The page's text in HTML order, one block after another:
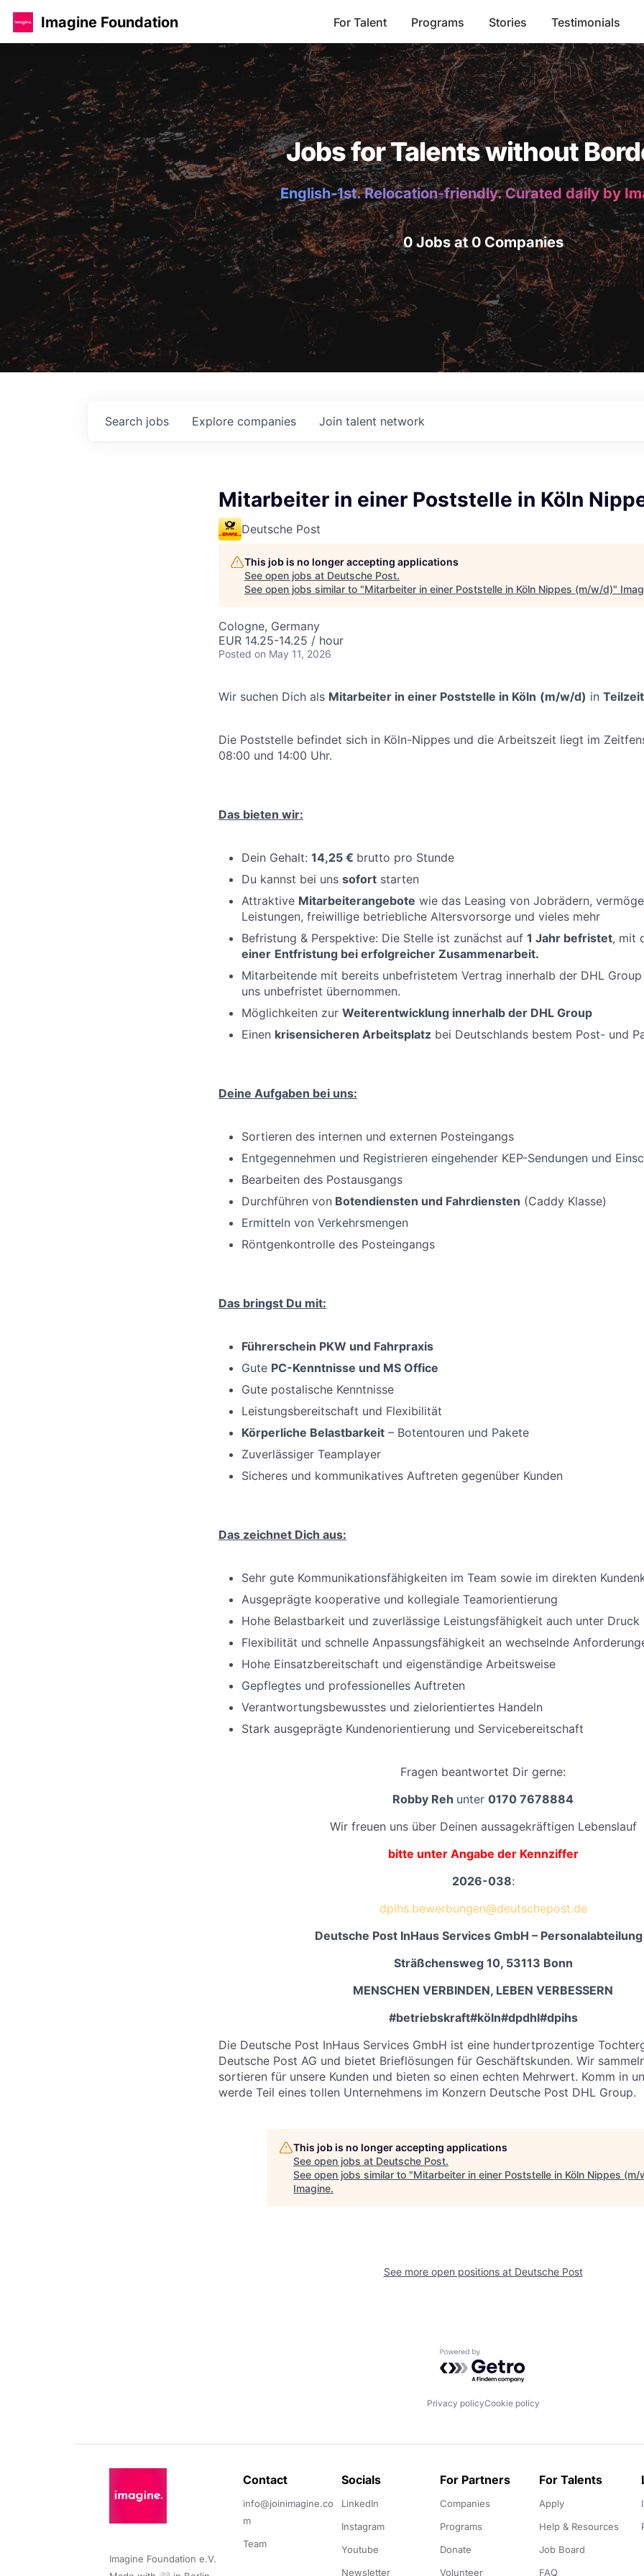
Imagine Foundation For Talent Programs Stories Testimonials
Jobs for Talents without
English-1st. Relocation-friendly. Curated daily by
0 Jobs at 0 Companies
Search jobs Explore companies Join talent network
Mitarbeiter in einer Poststelle in Köln
Deutsche Post
This job is no longer accepting applications
See open jobs at Deutsche Post.
See open jobs similar to "Mitarbeiter in einer Poststelle in Köln Nippes (m/w/d)"
Cologne, Germany
EUR 14.25-14.25 / hour
Posted on May 11, 2026
Wir suchen Dich als Mitarbeiter in einer Poststelle in Köln (m/w/d) in Teilzeit
Die Poststelle befindet sich in Köln-Nippes und die Arbeitszeit liegt im
08:00 und 14:00 Uhr.
Das bieten wir:
Dein Gehalt: 14,25 € brutto pro Stunde
Du kannst bei uns sofort starten
Attraktive Mitarbeiterangebote wie das Leasing von Jobrädern,
Leistungen, freiwillige betriebliche Altersvorsorge und vieles mehr
Befristung & Perspektive: Die Stelle ist zunächst auf 1 Jahr befristet, mit
einer Entfristung bei erfolgreicher Zusammenarbeit.
Mitarbeitende mit bereits unbefristetem Vertrag innerhalb der DHL
uns unbefristet übernommen.
Möglichkeiten zur Weiterentwicklung innerhalb der DHL Group
Einen krisensicheren Arbeitsplatz bei Deutschlands bestem Post- und
Deine Aufgaben bei uns:
Sortieren des internen und externen Posteingangs
Entgegennehmen und Registrieren eingehender KEP-Sendungen und
Bearbeiten des Postausgangs
Durchführen von Botendiensten und Fahrdiensten (Caddy Klasse)
Ermitteln von Verkehrsmengen
Röntgenkontrolle des Posteingangs
Das bringst Du mit:
Führerschein PKW und Fahrpraxis
Gute PC-Kenntnisse und MS Office
Gute postalische Kenntnisse
Leistungsbereitschaft und Flexibilität
Körperliche Belastbarkeit – Botentouren und Pakete
Zuverlässiger Teamplayer
Sicheres und kommunikatives Auftreten gegenüber Kunden
Das zeichnet Dich aus:
Sehr gute Kommunikationsfähigkeiten im Team sowie im direkten
Ausgeprägte kooperative und kollegiale Teamorientierung
Hohe Belastbarkeit und zuverlässige Leistungsfähigkeit auch unter Druck
Flexibilität und schnelle Anpassungsfähigkeit an wechselnde
Hohe Einsatzbereitschaft und eigenständige Arbeitsweise
Gepflegtes und professionelles Auftreten
Verantwortungsbewusstes und zielorientiertes Handeln
Stark ausgeprägte Kundenorientierung und Servicebereitschaft
Fragen beantwortet Dir gerne:
Robby Reh unter 0170 7678884
Wir freuen uns über Deinen aussagekräftigen Lebenslauf
bitte unter Angabe der Kennziffer
2026-038:
dpihs.bewerbungen@deutschepost.de
Deutsche Post InHaus Services GmbH – Personalabteilung
Sträßchensweg 10, 53113 Bonn
MENSCHEN VERBINDEN, LEBEN VERBESSERN
#betriebskraft#köln#dpdhl#dpihs
Die Deutsche Post InHaus Services GmbH ist eine hundertprozentige
Deutsche Post AG und bietet Brieflösungen für Geschäftskunden. Wir
sortieren für unsere Kunden und bieten so einen echten Mehrwert. Komm in
werde Teil eines tollen Unternehmens im Konzern Deutsche Post DHL Group.
This job is no longer accepting applications
See open jobs at Deutsche Post.
See open jobs similar to "Mitarbeiter in einer Poststelle in Köln Nippes
Imagine.
See more open positions at Deutsche Post
Powered by Getro.com
Privacy policyCookie policy
Imagine Foundation e.V.
Contact
info@joinimagine.co
m
Team
Socials
LinkedIn
Instagram
Youtube
Newsletter
For Partners
Companies
Programs
Donate
Volunteer
For Talents
Apply
Help & Resources
Job Board
FAQ